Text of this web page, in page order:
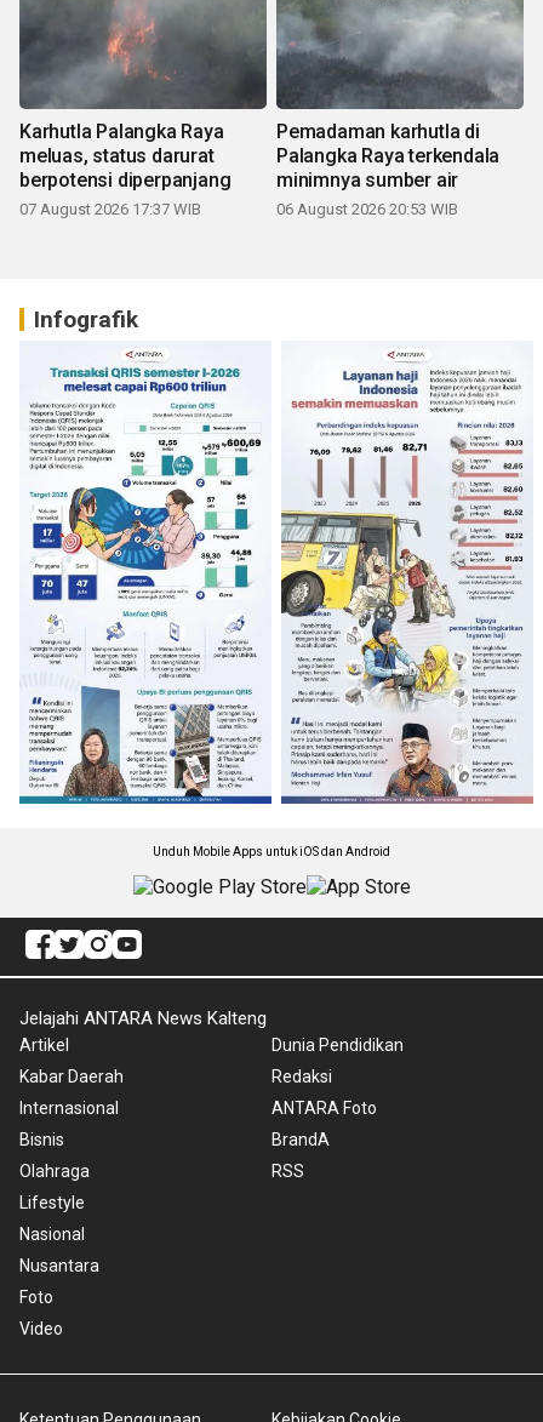
Karhutla Palangka Raya
meluas, status darurat
berpotensi diperpanjang
07 August 2026 17:37 WIB
Pemadaman karhutla di
Palangka Raya terkendala
minimnya sumber air
06 August 2026 20:53 WIB
Infografik
Unduh Mobile Apps untuk iOS dan Android
Jelajahi ANTARA News Kalteng
Artikel
Kabar Daerah
Internasional
Bisnis
Olahraga
Lifestyle
Nasional
Nusantara
Foto
Video
Dunia Pendidikan
Redaksi
ANTARA Foto
BrandA
RSS